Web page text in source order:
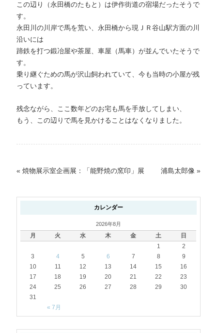
この辺り（永田橋のたもと）は伊作街道の宿場だったそうで
す。
永田川の川岸で馬を荒い、永田橋から現ＪＲ谷山駅方面の川
沿いには
蹄鉄を打つ鍛冶屋や茶屋、車屋（馬車）が並んでいたそうで
す。
乗り継ぐための馬が沢山飼われていて、今も当時の小屋が残
っています。
残念ながら、ここ数年どのお宅も馬を手放してしまい、
もう、この辺りで馬を見かけることはなくなりました。
«焼物展示室企画展：「能野焼の窯印」展 浦島太郎像 »
カレンダー
2026年8月
月 火 水 木 金 土
日
1
2
3
4 5 6 7 8
9
10
11 12 13 14 15
16
17
18 19 20 21 22
23
24
25 26 27 28 29
30
31
« 7月